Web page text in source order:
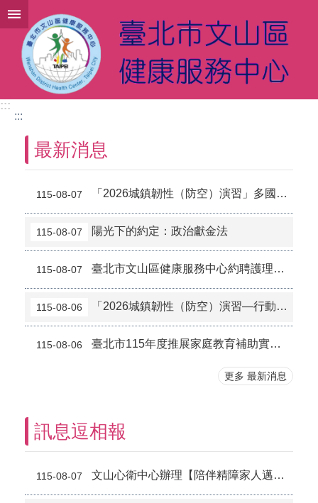
跳到主要內容區塊
:::
:::
最新消息
115-08-07 「2026城鎮韌性（防空）演習」多國語宣導
115-08-07 陽光下的約定：政治獻金法
115-08-07 臺北市文山區健康服務中心約聘護理師職缺-書面審查結果公告
115-08-06 「2026城鎮韌性（防空）演習—行動網路降速演練」
115-08-06 臺北市115年度推展家庭教育補助實施計畫
更多 最新消息
訊息逗相報
115-08-07 文山心衛中心辦理【陪伴精障家人邁向職場的安心指南】活動